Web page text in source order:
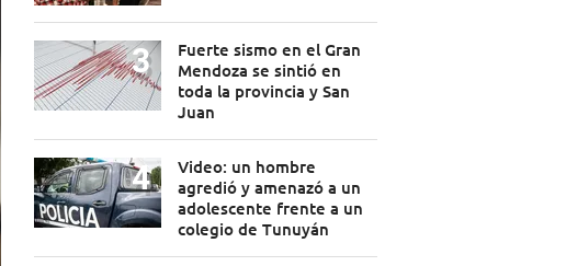
Fuerte sismo en el Gran
Mendoza se sintió en
toda la provincia y San
Juan
Video: un hombre
agredió y amenazó a un
adolescente frente a un
colegio de Tunuyán